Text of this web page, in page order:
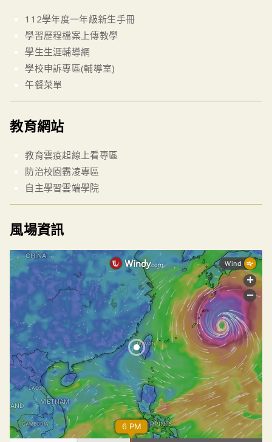
112學年度一年級新生手冊
學習歷程檔案上傳教學
學生生涯輔導網
學校申訴專區(輔導室)
午餐菜單
教育網站
教育雲疫起線上看專區
防治校園霸凌專區
自主學習雲端學院
風場資訊